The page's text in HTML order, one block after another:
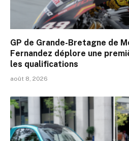
GP de Grande-Bretagne de
Fernandez déplore une
les qualifications
août 8, 2026